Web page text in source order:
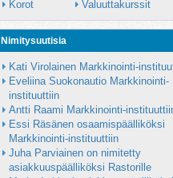
Korot Valuuttakurssit
Nimitysuutisia
Kati Virolainen Markkinointi-
Eveliina Suokonautio Markkinointi-
instituuttiin
Antti Raami Markkinointi-
Essi Räsänen osaamispäälliköksi
Markkinointi-instituuttiin
Juha Parviainen on nimitetty
asiakkuuspäälliköksi Rastorille